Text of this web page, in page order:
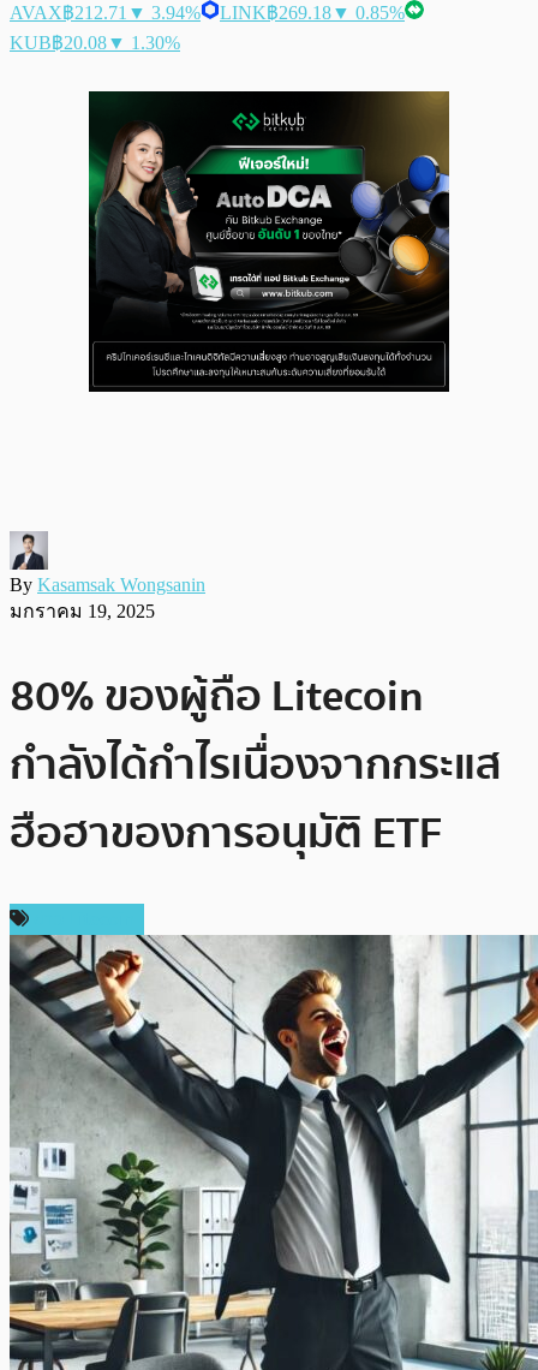
AVAX฿212.71 ▼ 3.94% LINK฿269.18▼ 0.85%
KUB฿20.08▼ 1.30%
By Kasamsak Wongsanin
มกราคม 19, 2025
80% ของผู้ถือ Litecoin
กำลังได้กำไรเนื่องจากกระแส
ฮือฮาของการอนุมัติ ETF